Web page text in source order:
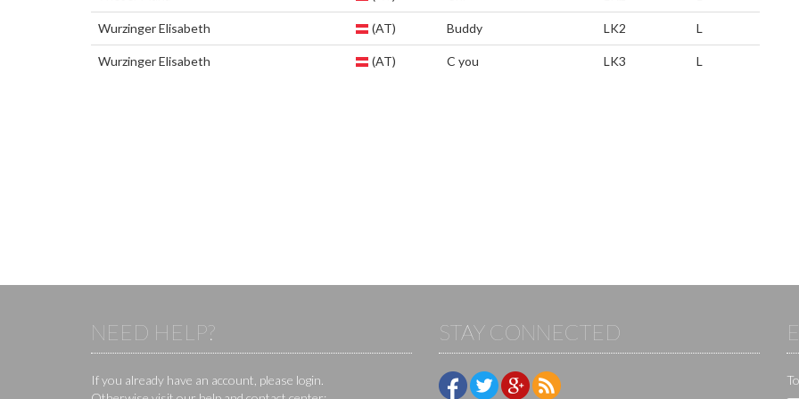
Wurzinger Elisabeth (AT) Buddy LK2 L
Wurzinger Elisabeth (AT) C you LK3 L
NEED HELP?
If you already have an account, please login.
STAY CONNECTED